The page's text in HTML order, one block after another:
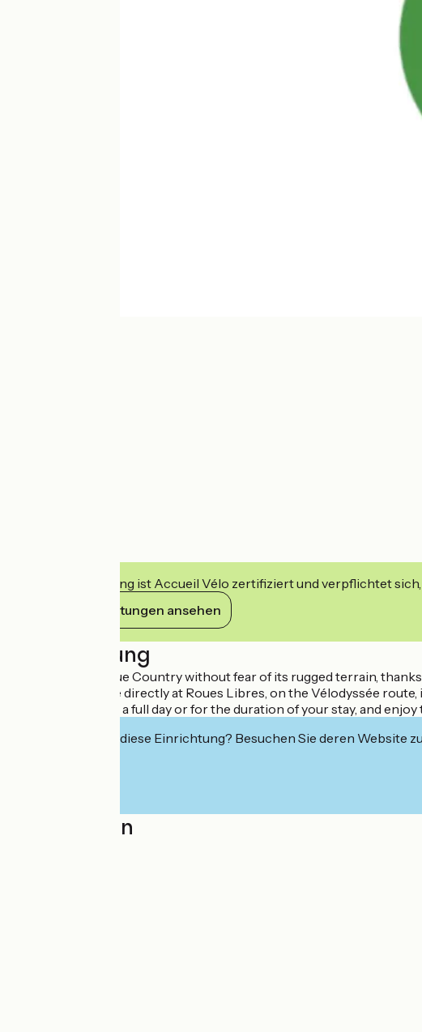
Diese Einrichtung ist Accueil Vélo zertifiziert und verpflichtet
Ihre Verpflichtungen ansehen
Beschreibung
Explore the Basque Country without fear of its rugged terrain,
Straddle your bike directly at Roues Libres, on the Vélodyssée
bike for a half-day, a full day or for the duration of your stay, and
Interessiert Sie diese Einrichtung? Besuchen Sie deren Website
Localisation